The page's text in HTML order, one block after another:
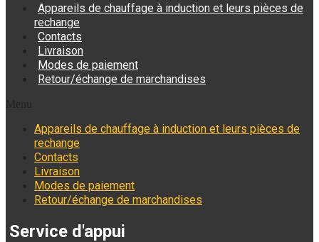
Appareils de chauffage à induction et leurs pièces de
rechange
Contacts
Livraison
Modes de paiement
Retour/échange de marchandises
Appareils de chauffage à induction et leurs pièces de
rechange
Contacts
Livraison
Modes de paiement
Retour/échange de marchandises
Service d'appui